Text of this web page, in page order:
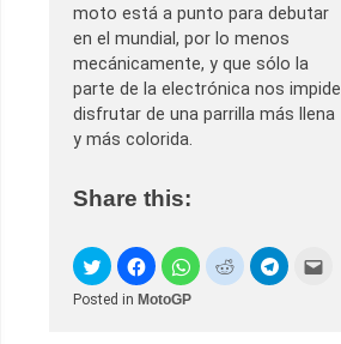
moto está a punto para debutar
en el mundial, por lo menos
mecánicamente, y que sólo la
parte de la electrónica nos impide
disfrutar de una parrilla más llena
y más colorida.
Share this:
Posted in MotoGP